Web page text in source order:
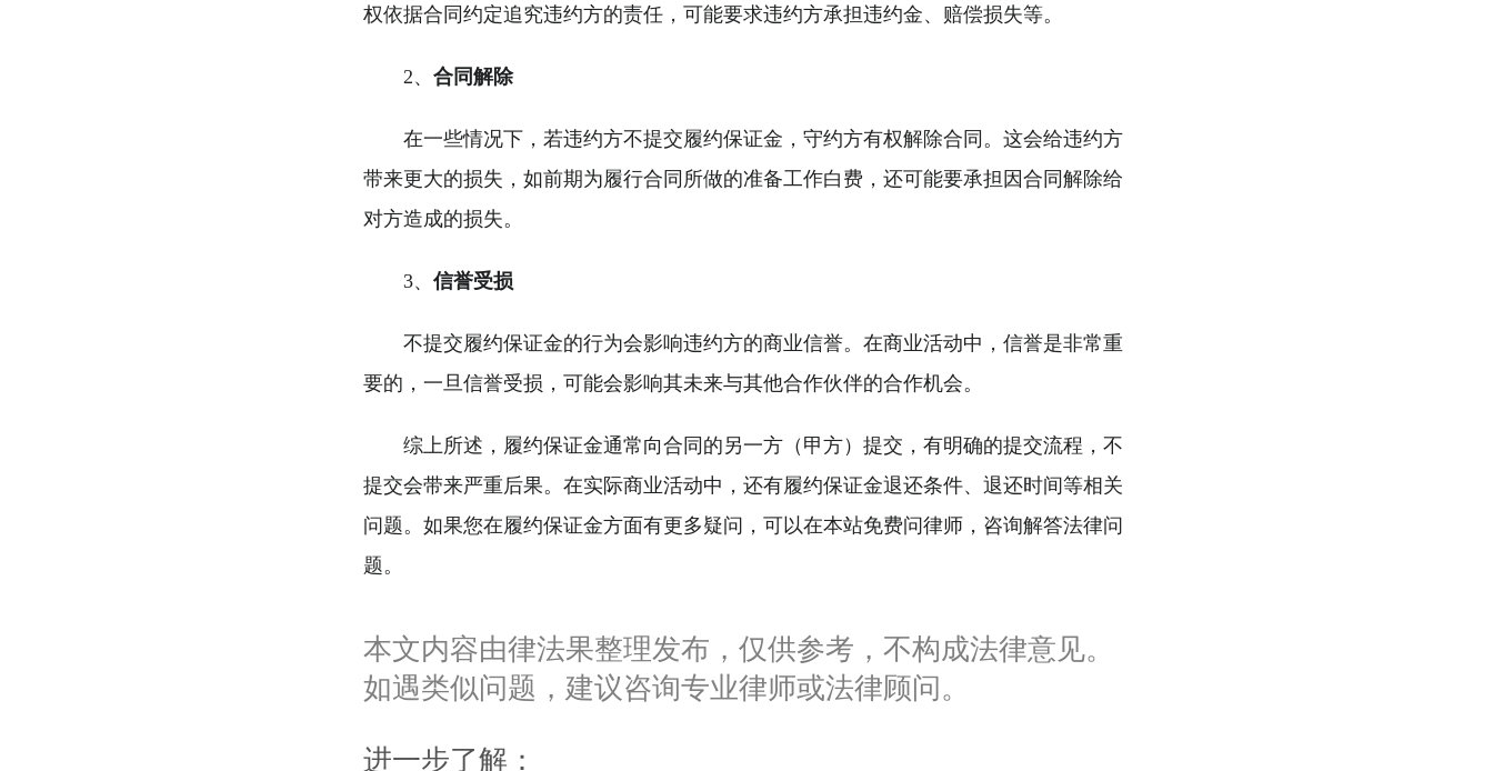
权依据合同约定追究违约方的责任，可能要求违约方承担违约金、赔偿损失等。
2、 合同解除
在一些情况下，若违约方不提交履约保证金，守约方有权解除合同。这会给违约方
带来更大的损失，如前期为履行合同所做的准备工作白费，还可能要承担因合同解除给
对方造成的损失。
3、 信誉受损
不提交履约保证金的行为会影响违约方的商业信誉。在商业活动中，信誉是非常重
要的，一旦信誉受损，可能会影响其未来与其他合作伙伴的合作机会。
综上所述，履约保证金通常向合同的另一方（甲方）提交，有明确的提交流程，不
提交会带来严重后果。在实际商业活动中，还有履约保证金退还条件、退还时间等相关
问题。如果您在履约保证金方面有更多疑问，可以在本站免费问律师，咨询解答法律问
题。
本文内容由律法果整理发布，仅供参考，不构成法律意见。
如遇类似问题，建议咨询专业律师或法律顾问。
进一步了解：